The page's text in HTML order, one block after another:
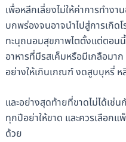
เพื่อหลีกเลี่ยงไม่ให้ค่าการทำง
บกพร่องจนอาจนำไปสู่การเกิด
ทะนุถนอมสุขภาพไตตั้งแต่ตอนนี้
อาหารที่มีรสเค็มหรือมีเกลือม
อย่างให้เกินเกณฑ์ งดสูบบุหรี่ ห
และอย่างสุดท้ายที่ขาดไม่ได้เช่
ทุกปีอย่าให้ขาด และควรเลือก
ด้วย